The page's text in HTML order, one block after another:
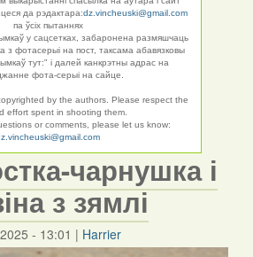
да рэдактара:dz.vincheuski@gmail.com
па ўсіх пытаннях
у сацсетках, забаронена размяшчаць
з фотасерыі на пост, таксама абавязковы
тут:" і далей канкрэтны адрас на
фота-серыі на сайце.
by the authors. Please respect the
effort spent in shooting them.
or comments, please let us know:
чарнушка і
з зямлі
- 13:01 | Harrier